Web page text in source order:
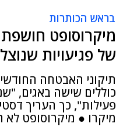
בראש הכותרות
מיקרוסופט
של פגיעויות
תיקוני האבטחה
כוללים שישה באגים,
פעילות", כך העריך
מיקרו ● מיקרוסופט לא